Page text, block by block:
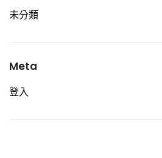
未分類
Meta
登入